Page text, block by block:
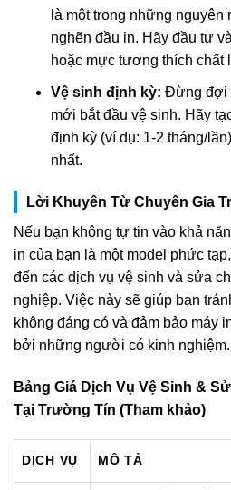
là một trong những nguyên
nghẽn đầu in. Hãy đầu tư
hoặc mực tương thích chất
Vệ sinh định kỳ: Đừng đợi
mới bắt đầu vệ sinh. Hãy
định kỳ (ví dụ: 1-2 tháng/
nhất.
Lời Khuyên Từ Chuyên Gia
Nếu bạn không tự tin vào khả
in của bạn là một model phức
đến các dịch vụ vệ sinh và sửa
nghiệp. Việc này sẽ giúp bạn
không đáng có và đảm bảo máy
bởi những người có kinh nghiệm.
Bảng Giá Dịch Vụ Vệ Sinh &
Tại Trường Tín (Tham khảo)
DỊCH VỤ MÔ TẢ